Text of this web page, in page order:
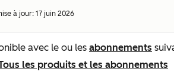
à jour: 17 juin 2026
avec le ou les abonnements
les produits et les abonnements